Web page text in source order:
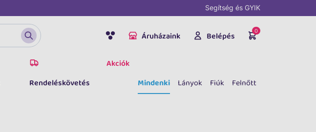
Segítség és GYIK
Áruházaink Belépés 0
Rendeléskövetés
Akciók
Mindenki
Lányok Fiúk Felnőtt